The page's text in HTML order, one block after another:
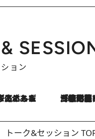
ョン
配” 2026.8.3
「住宅建てられない…」「サーチャージ料の高値が続いている」ホルムズ海峡封鎖による
トーク&セッション